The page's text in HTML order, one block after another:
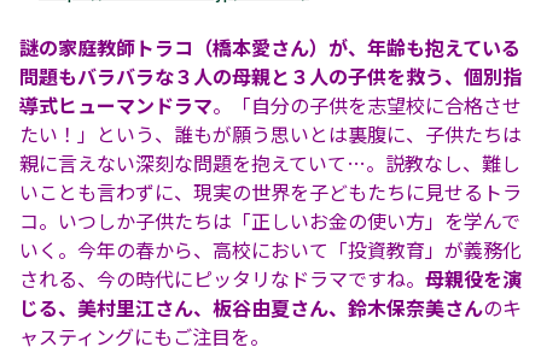
謎の家庭教師トラコ（橋本愛さん）が、年齢も抱えている
問題もバラバラな３人の母親と３人の子供を救う、個別指
導式ヒューマンドラマ。「自分の子供を志望校に合格させ
たい！」という、誰もが願う思いとは裏腹に、子供たちは
親に言えない深刻な問題を抱えていて…。説教なし、難し
いことも言わずに、現実の世界を子どもたちに見せるトラ
コ。いつしか子供たちは「正しいお金の使い方」を学んで
いく。今年の春から、高校において「投資教育」が義務化
される、今の時代にピッタリなドラマですね。 母親役を演
じる、美村里江さん、板谷由夏さん、鈴木保奈美さんのキ
ャスティングにもご注目を。